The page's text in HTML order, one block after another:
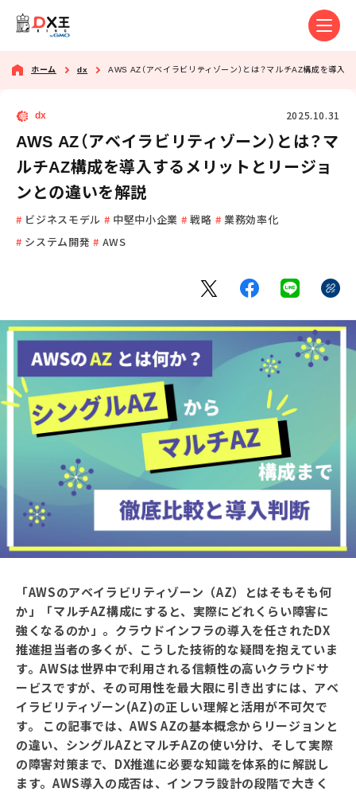
ホーム dx AWS AZ（アベイラビリティゾーン）とは？マルチAZ構成を導入
dx 2025.10.31
AWS AZ（アベイラビリティゾーン）とは？マ
ルチAZ構成を導入するメリットとリージョ
ンとの違いを解説
ビジネスモデル 中堅中小企業 戦略
業務効率化
システム開発
AWS
「AWSのアベイラビリティゾーン（AZ）とはそもそも何
か」「マルチAZ構成にすると、実際にどれくらい障害に
強くなるのか」。クラウドインフラの導入を任されたDX
推進担当者の多くが、こうした技術的な疑問を抱えていま
す。AWSは世界中で利用される信頼性の高いクラウドサ
ービスですが、その可用性を最大限に引き出すには、アベ
イラビリティゾーン(AZ)の正しい理解と活用が不可欠で
す。 この記事では、AWS AZの基本概念からリージョンと
の違い、シングルAZとマルチAZの使い分け、そして実際
の障害対策まで、DX推進に必要な知識を体系的に解説し
ます。AWS導入の成否は、インフラ設計の段階で大きく